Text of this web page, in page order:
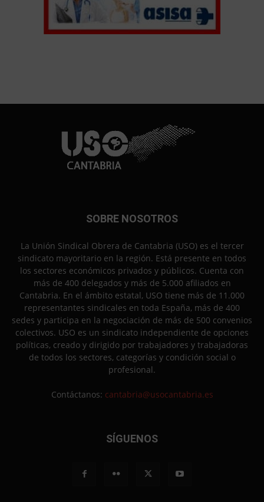
SOBRE NOSOTROS
La Unión Sindical Obrera de Cantabria (USO) es el tercer
sindicato mayoritario en la región. Está presente en todos
los sectores económicos privados y públicos. Cuenta con
más de 400 delegados y más de 5.000 afiliados en
Cantabria. En el ámbito estatal, USO tiene más de 11.000
representantes sindicales en toda España, más de 400
sedes y participa en la negociación de más de 500 convenios
colectivos. USO es un sindicato independiente de opciones
políticas, creado y dirigido por trabajadores y trabajadoras
de todos los sectores, categorías y condición social o
profesional.
Contáctanos: cantabria@usocantabria.es
SÍGUENOS